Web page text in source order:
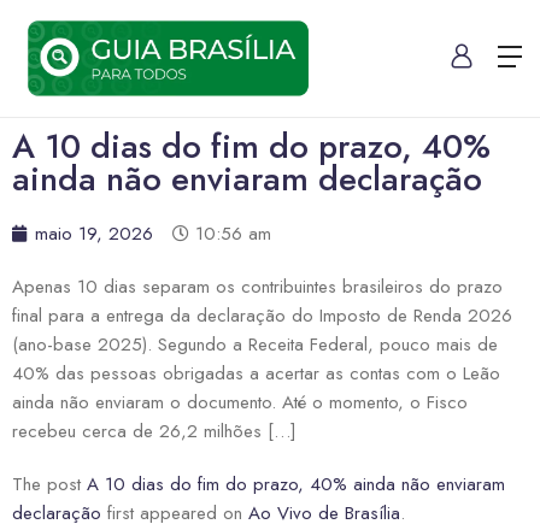
A 10 dias do fim do prazo, 40%
ainda não enviaram declaração
maio 19, 2026
10:56 am
Apenas 10 dias separam os contribuintes brasileiros do prazo
final para a entrega da declaração do Imposto de Renda 2026
(ano-base 2025). Segundo a Receita Federal, pouco mais de
40% das pessoas obrigadas a acertar as contas com o Leão
ainda não enviaram o documento. Até o momento, o Fisco
recebeu cerca de 26,2 milhões […]
The post A 10 dias do fim do prazo, 40% ainda não enviaram
declaração first appeared on Ao Vivo de Brasília.